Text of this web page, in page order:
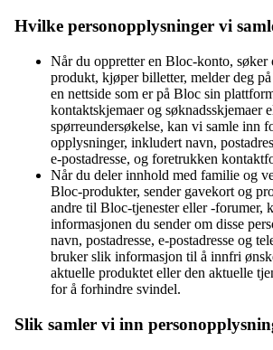
Hvilke personopplysninger vi
Når du oppretter en Bloc-konto,
produkt, kjøper billetter, melder deg på
en nettside som er på Bloc sin
kontaktskjemaer og søknadsskjemaer
spørreundersøkelse, kan vi samle inn
opplysninger, inkludert navn,
e-postadresse, og foretrukken
Når du deler innhold med familie og
Bloc-produkter, sender gavekort og
andre til Bloc-tjenester eller -forumer,
informasjonen du sender om disse
navn, postadresse, e-postadresse og
bruker slik informasjon til å innfri
aktuelle produktet eller den aktuelle
for å forhindre svindel.
Slik samler vi inn